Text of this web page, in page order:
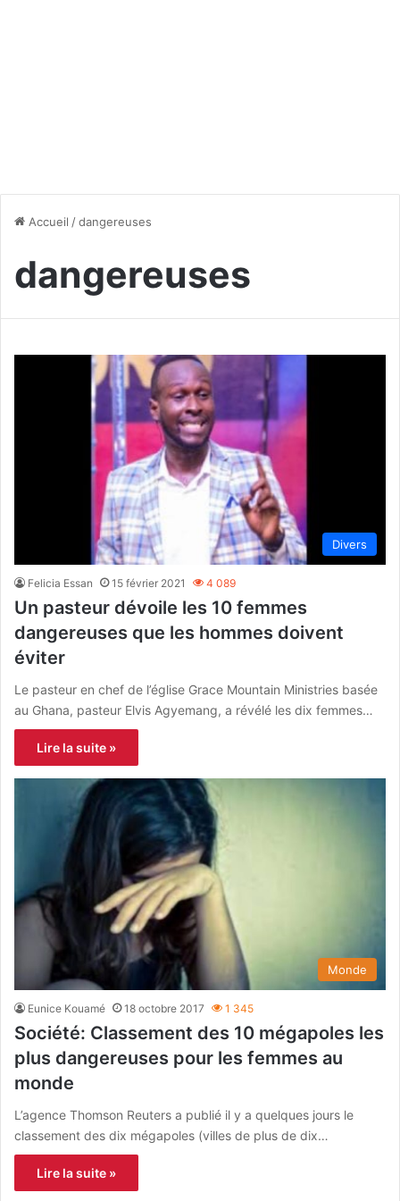
Accueil /dangereuses
dangereuses
Divers
Felicia Essan 15 février 2021 4 089
Un pasteur dévoile les 10 femmes
dangereuses que les hommes doivent
éviter
Le pasteur en chef de l’église Grace Mountain Ministries basée
au Ghana, pasteur Elvis Agyemang, a révélé les dix femmes…
Lire la suite »
Monde
Eunice Kouamé 18 octobre 2017 1 345
Société: Classement des 10 mégapoles les
plus dangereuses pour les femmes au
monde
L’agence Thomson Reuters a publié il y a quelques jours le
classement des dix mégapoles (villes de plus de dix…
Lire la suite »